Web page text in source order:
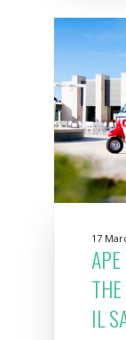
17
IL